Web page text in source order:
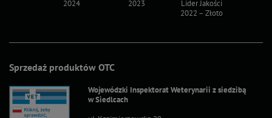
Sprzedaż produktów OTC
Wojewódzki Inspektorat Weterynarii z siedzibą
w Siedlcach
2024
2023
Lider Jakości
2022 – Złoto